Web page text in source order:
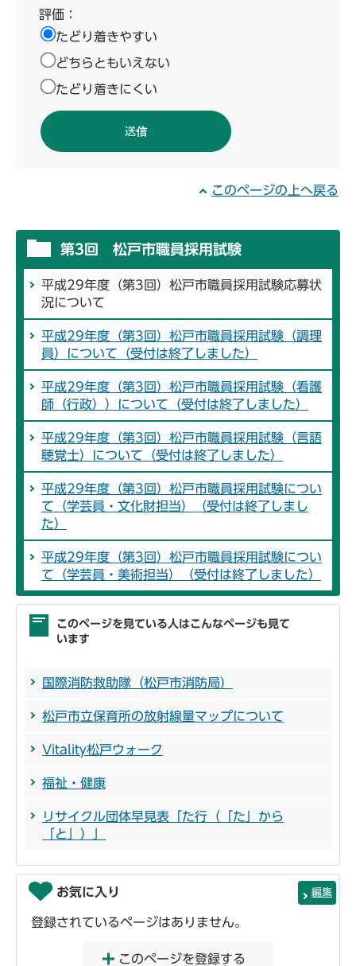
評価：
たどり着きやすい
どちらともいえない
たどり着きにくい
このページの上へ戻る
第3回 松戸市職員採用試験
平成29年度（第3回）松戸市職員採用試験応募状
況について
平成29年度（第3回）松戸市職員採用試験（調理
員）について（受付は終了しました）
平成29年度（第3回）松戸市職員採用試験（看護
師（行政））について（受付は終了しました）
平成29年度（第3回）松戸市職員採用試験（言語
聴覚士）について（受付は終了しました）
平成29年度（第3回）松戸市職員採用試験につい
て（学芸員・文化財担当）（受付は終了しまし
た）
平成29年度（第3回）松戸市職員採用試験につい
て（学芸員・美術担当）（受付は終了しました）
このページを見ている人はこんなページも見て
います
国際消防救助隊（松戸市消防局）
松戸市立保育所の放射線量マップについて
Vitality松戸ウォーク
福祉・健康
リサイクル団体早見表「た行（「た」から
「と」）」
お気に入り 編集
登録されているページはありません。
このページを登録する